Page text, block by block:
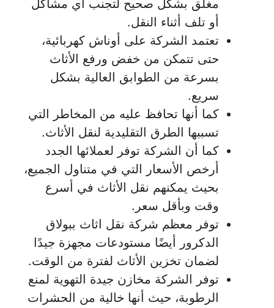
مغلق بشكل صحيح لتجنب أي مشاكل
أو تلف أثناء النقل.
تعتمد الشركة على أوناش كهربائية،
حتى تتمكن من خفض ورفع الأثاث
بسرعة من الطوابق العالية بشكل
سريع.
كما أنها تحافظ عليه من المخاطر التي
تسببها الطرق التقليدية لنقل الأثاث.
كما أن الشركة توفر لعملائها الجدد
أرخص الأسعار التي في متناول الجميع،
بحيث يمكنهم نقل الأثاث في أسرع
وقت وبأقل سعر.
توفر معظم شركة نقل اثاث ببولاق
الدكرور أيضًا مستودعات مجهزة جيدًا
لضمان تخزين الأثاث لفترة من الوقت.
توفر الشركة مخازن جيدة التهوية لمنع
الرطوبة، حيث أنها خالية من الحشرات